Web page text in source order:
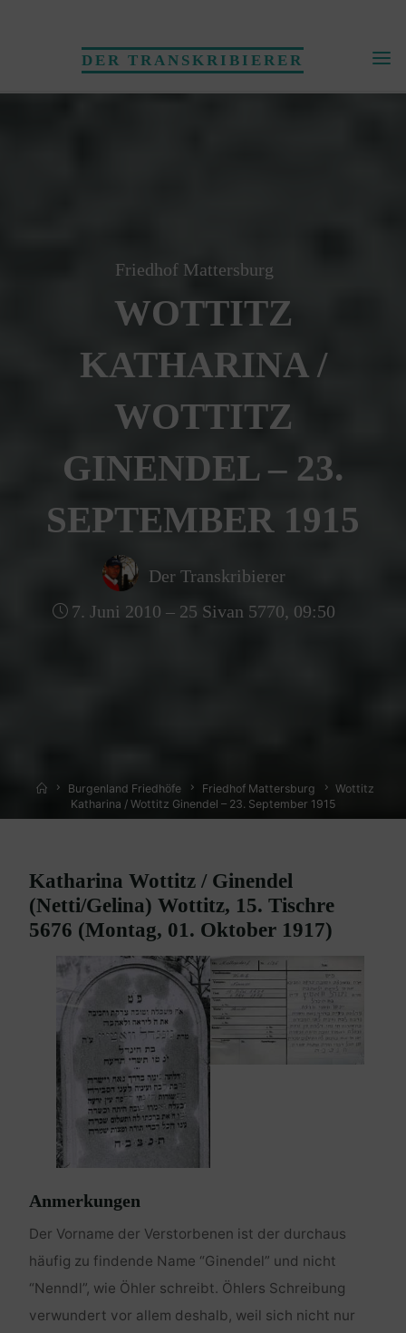
DER TRANSKRIBIERER
Friedhof Mattersburg
WOTTITZ
KATHARINA /
WOTTITZ
GINENDEL – 23.
SEPTEMBER 1915
Der Transkribierer
7. Juni 2010 – 25 Sivan 5770, 09:50
HomeBurgenland Friedhöfe Friedhof Mattersburg
Wottitz
Katharina / Wottitz Ginendel – 23. September 1915
Katharina Wottitz / Ginendel
(Netti/Gelina) Wottitz, 15. Tischre
5676 (Montag, 01. Oktober 1917)
Anmerkungen
Der Vorname der Verstorbenen ist der durchaus
häufig zu findende Name “Ginendel” und nicht
“Nenndl”, wie Öhler schreibt. Öhlers Schreibung
verwundert vor allem deshalb, weil sich nicht nur